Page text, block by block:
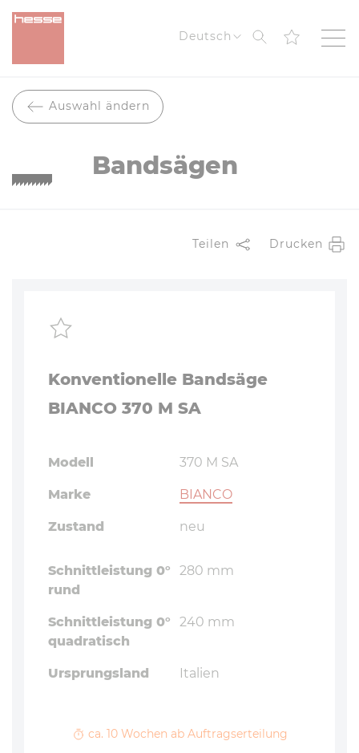
Deutsch Suche
Auswahl ändern
Bandsägen
Teilen Drucken
Konventionelle Bandsäge
BIANCO 370 M SA
Modell 370 M SA
Marke BIANCO
Zustand neu
Schnittleistung 0°
rund
280 mm
Schnittleistung 0°
quadratisch
240 mm
Ursprungsland Italien
ca. 10 Wochen ab Auftragserteilung